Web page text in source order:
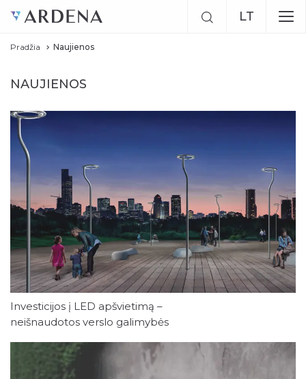
LT
Pradžia Naujienos
NAUJIENOS
Investicijos į LED apšvietimą –
neišnaudotos verslo galimybės